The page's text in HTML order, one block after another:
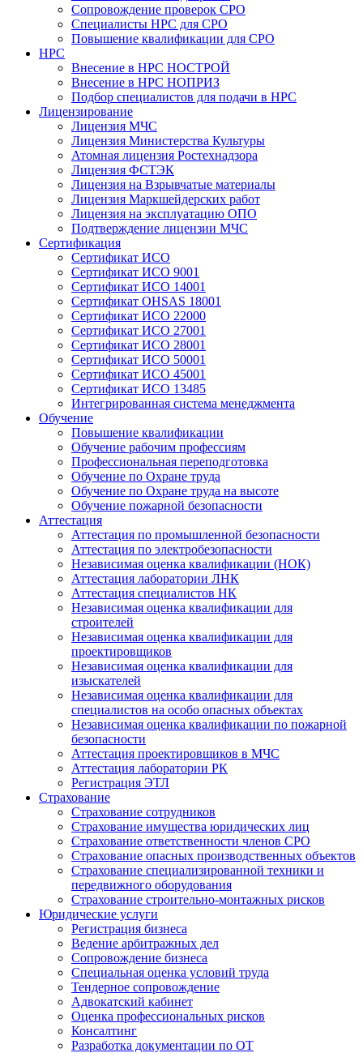
Сопровождение проверок СРО
Специалисты НРС для СРО
Повышение квалификации для СРО
НРС
Внесение в НРС НОСТРОЙ
Внесение в НРС НОПРИЗ
Подбор специалистов для подачи в НРС
Лицензирование
Лицензия МЧС
Лицензия Министерства Культуры
Атомная лицензия Ростехнадзора
Лицензия ФСТЭК
Лицензия на Взрывчатые материалы
Лицензия Маркшейдерских работ
Лицензия на эксплуатацию ОПО
Подтверждение лицензии МЧС
Сертификация
Сертификат ИСО
Сертификат ИСО 9001
Сертификат ИСО 14001
Сертификат OHSAS 18001
Сертификат ИСО 22000
Сертификат ИСО 27001
Сертификат ИСО 28001
Сертификат ИСО 50001
Сертификат ИСО 45001
Сертификат ИСО 13485
Интегрированная система менеджмента
Обучение
Повышение квалификации
Обучение рабочим профессиям
Профессиональная переподготовка
Обучение по Охране труда
Обучение по Охране труда на высоте
Обучение пожарной безопасности
Аттестация
Аттестация по промышленной безопасности
Аттестация по электробезопасности
Независимая оценка квалификации (НОК)
Аттестация лаборатории ЛНК
Аттестация специалистов НК
Независимая оценка квалификации для
строителей
Независимая оценка квалификации для
проектировщиков
Независимая оценка квалификации для
изыскателей
Независимая оценка квалификации для
специалистов на особо опасных объектах
Независимая оценка квалификации по пожарной
безопасности
Аттестация проектировщиков в МЧС
Аттестация лаборатории РК
Регистрация ЭТЛ
Страхование
Страхование сотрудников
Страхование имущества юридических лиц
Страхование ответственности членов СРО
Страхование опасных производственных объектов
Страхование специализированной техники и
передвижного оборудования
Страхование строительно-монтажных рисков
Юридические услуги
Регистрация бизнеса
Ведение арбитражных дел
Сопровождение бизнеса
Специальная оценка условий труда
Тендерное сопровождение
Адвокатский кабинет
Оценка профессиональных рисков
Консалтинг
Разработка документации по ОТ